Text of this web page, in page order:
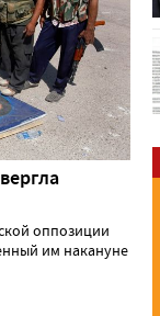
оппозиции
им накануне